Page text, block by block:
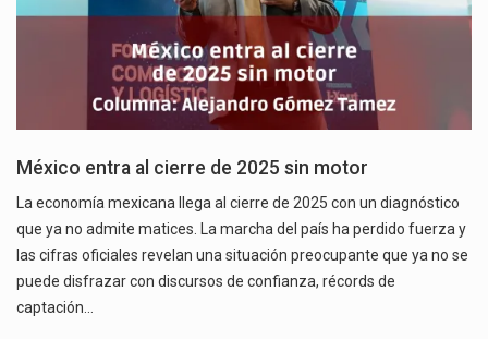
México entra al cierre de 2025 sin motor
La economía mexicana llega al cierre de 2025 con un diagnóstico
que ya no admite matices. La marcha del país ha perdido fuerza y
las cifras oficiales revelan una situación preocupante que ya no se
puede disfrazar con discursos de confianza, récords de
captación…